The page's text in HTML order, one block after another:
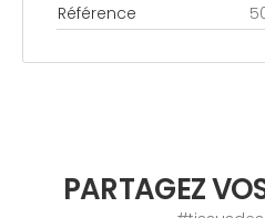
Référence
PARTAGEZ